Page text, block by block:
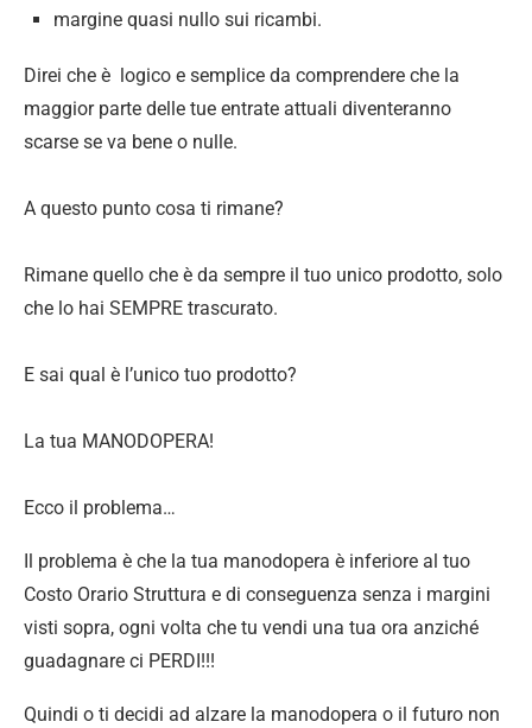
margine quasi nullo sui ricambi.
Direi che è logico e semplice da comprendere che la
maggior parte delle tue entrate attuali diventeranno
scarse se va bene o nulle.
A questo punto cosa ti rimane?
Rimane quello che è da sempre il tuo unico prodotto, solo
che lo hai SEMPRE trascurato.
E sai qual è l’unico tuo prodotto?
La tua MANODOPERA!
Ecco il problema…
Il problema è che la tua manodopera è inferiore al tuo
Costo Orario Struttura e di conseguenza senza i margini
visti sopra, ogni volta che tu vendi una tua ora anziché
guadagnare ci PERDI!!!
Quindi o ti decidi ad alzare la manodopera o il futuro non